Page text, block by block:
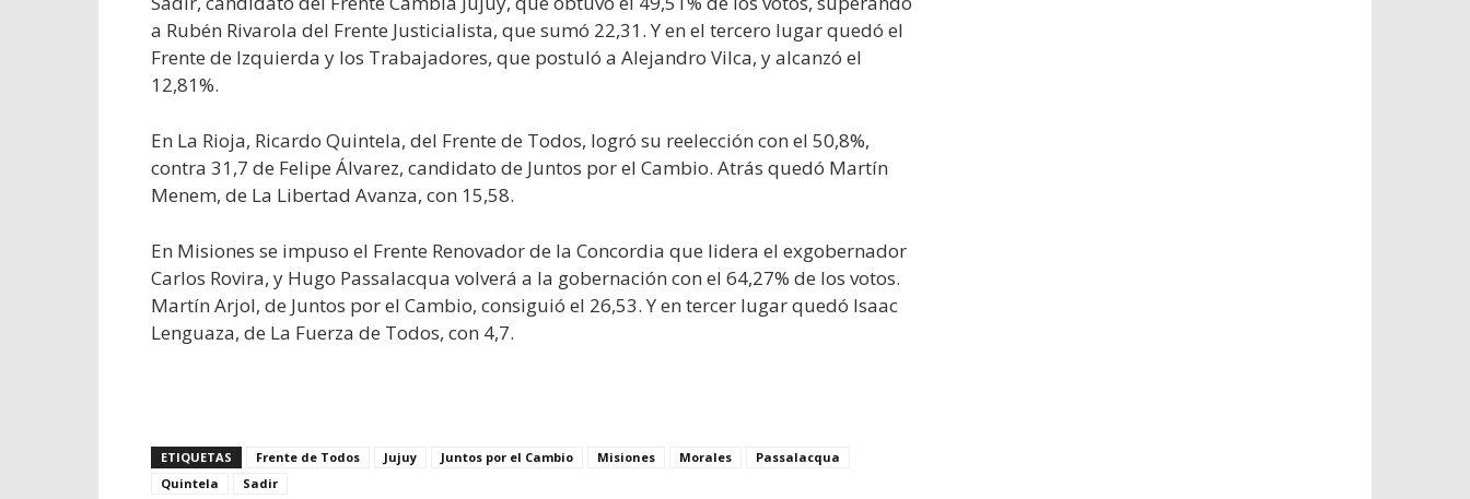
a Rubén Rivarola del Frente Justicialista, que sumó 22,31. Y en el tercero lugar quedó el
Frente de Izquierda y los Trabajadores, que postuló a Alejandro Vilca, y alcanzó el
12,81%.
En La Rioja, Ricardo Quintela, del Frente de Todos, logró su reelección con el 50,8%,
contra 31,7 de Felipe Álvarez, candidato de Juntos por el Cambio. Atrás quedó Martín
Menem, de La Libertad Avanza, con 15,58.
En Misiones se impuso el Frente Renovador de la Concordia que lidera el exgobernador
Carlos Rovira, y Hugo Passalacqua volverá a la gobernación con el 64,27% de los votos.
Martín Arjol, de Juntos por el Cambio, consiguió el 26,53. Y en tercer lugar quedó Isaac
Lenguaza, de La Fuerza de Todos, con 4,7.
ETIQUETAS Frente de Todos Jujuy Juntos por el Cambio Misiones Morales
Passalacqua
Quintela
Sadir